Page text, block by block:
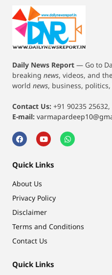
Daily News Report — Go to
breaking news, videos, and
world news, business,
Contact Us: +91 90235
E-mail:
Quick Links
About Us
Privacy Policy
Disclaimer
Terms and Conditions
Contact Us
Quick Links